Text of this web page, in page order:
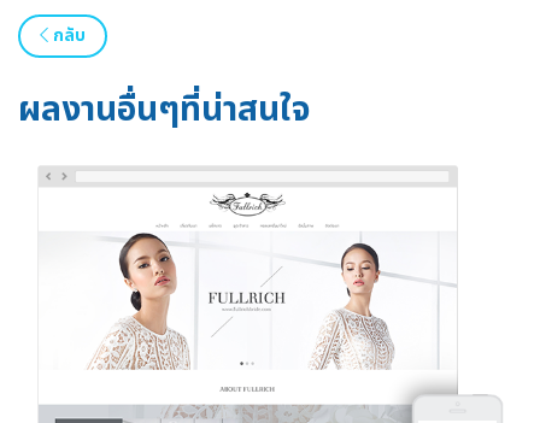
กลับ
ผลงานอื่นๆที่น่าสนใจ